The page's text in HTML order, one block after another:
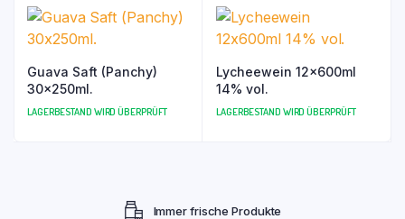
Guava Saft (Panchy)
30x250ml.
LAGERBESTAND WIRD ÜBERPRÜFT
Lycheewein 12x600ml
14% vol.
LAGERBESTAND WIRD ÜBERPRÜFT
Immer frische Produkte